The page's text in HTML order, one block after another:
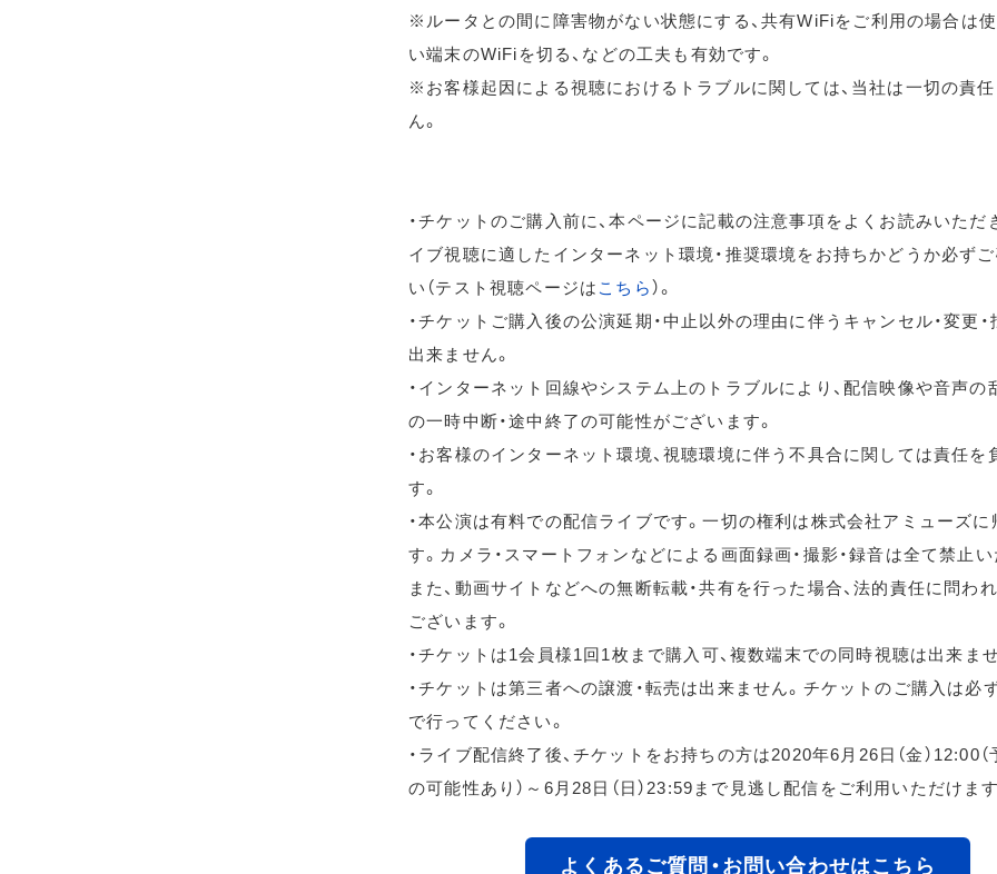
※ルータとの間に障害物がない状態にする、共有WiFiをご利用の場合は
い端末のWiFiを切る、などの工夫も有効です。
※お客様起因による視聴におけるトラブルに関しては、当社は一切の責
ん。
・チケットのご購入前に、本ページに記載の注意事項をよくお読みいただ
イブ視聴に適したインターネット環境・推奨環境をお持ちかどうか必ず
い（テスト視聴ページはこちら）。
・チケットご購入後の公演延期・中止以外の理由に伴うキャンセル・変更
出来ません。
・インターネット回線やシステム上のトラブルにより、配信映像や音声の
の一時中断・途中終了の可能性がございます。
・お客様のインターネット環境、視聴環境に伴う不具合に関しては責任を
す。
・本公演は有料での配信ライブです。一切の権利は株式会社アミューズに
す。カメラ・スマートフォンなどによる画面録画・撮影・録音は全て禁止い
また、動画サイトなどへの無断転載・共有を行った場合、法的責任に問わ
ございます。
・チケットは1会員様1回1枚まで購入可、複数端末での同時視聴は出来ませ
・チケットは第三者への譲渡・転売は出来ません。チケットのご購入は必
で行ってください。
・ライブ配信終了後、チケットをお持ちの方は2020年6月26日（金）12:00
の可能性あり）～6月28日（日）23:59まで見逃し配信をご利用いただけます
よくあるご質問・お問い合わせはこちら